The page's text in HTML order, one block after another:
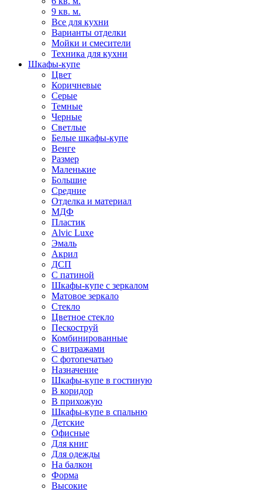
9 кв. м.
Все для кухни
Варианты отделки
Мойки и смесители
Техника для кухни
Шкафы-купе
Цвет
Коричневые
Серые
Темные
Черные
Светлые
Белые шкафы-купе
Венге
Размер
Маленькие
Большие
Средние
Отделка и материал
МДФ
Пластик
Alvic Luxe
Эмаль
Акрил
ДСП
С патиной
Шкафы-купе с зеркалом
Матовое зеркало
Стекло
Цветное стекло
Пескоструй
Комбинированные
С витражами
С фотопечатью
Назначение
Шкафы-купе в гостиную
В коридор
В прихожую
Шкафы-купе в спальню
Детские
Офисные
Для книг
Для одежды
На балкон
Форма
Высокие